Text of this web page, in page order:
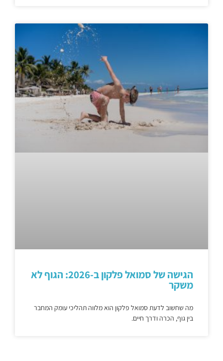
הגישה של סמואל פלקון ב-2026: הגוף לא
משקר
מה שחשוב לדעת סמואל פלקון הוא מלווה תהליכי עומק המחבר
בין גוף, הכרה ודרך חיים.